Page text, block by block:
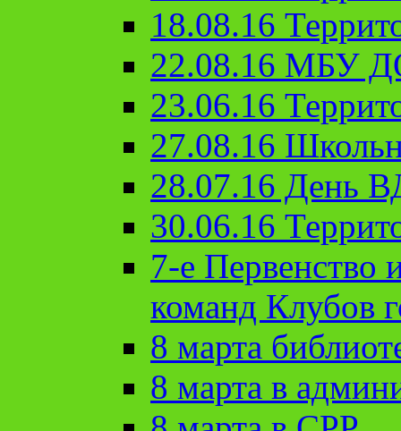
18.08.16
22.08.16 МБУ
23.06.16
27.08.16
28.07.16 День
30.06.16
7-е Первенство
команд Клубов
8 марта
8 марта в